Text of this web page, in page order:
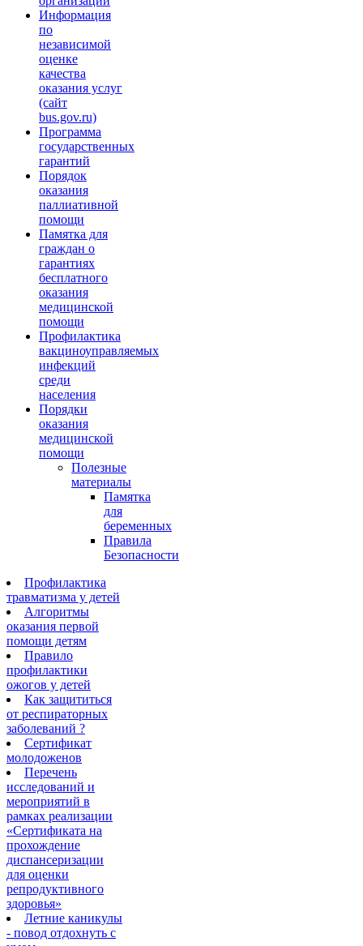
Информация
по
независимой
оценке
качества
оказания услуг
(сайт
bus.gov.ru)
Программа
государственных
гарантий
Порядок
оказания
паллиативной
помощи
Памятка для
граждан о
гарантиях
бесплатного
оказания
медицинской
помощи
Профилактика
вакциноуправляемых
инфекций
среди
населения
Порядки
оказания
медицинской
помощи
Полезные
материалы
Памятка
для
беременных
Правила
Безопасности
Профилактика
травматизма у детей
Алгоритмы
оказания первой
помощи детям
Правило
профилактики
ожогов у детей
Как защититься
от респираторных
заболеваний ?
Сертификат
молодоженов
Перечень
исследований и
мероприятий в
рамках реализации
«Сертификата на
прохождение
диспансеризации
для оценки
репродуктивного
здоровья»
Летние каникулы
- повод отдохнуть с